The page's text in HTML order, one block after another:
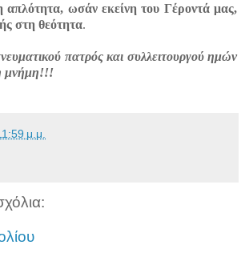
απλότητα, ωσάν εκείνη του Γέροντά μας,
στη θεότητα.
πατρός και συλλειτουργού ημών
μνήμη!!!
μ.μ.